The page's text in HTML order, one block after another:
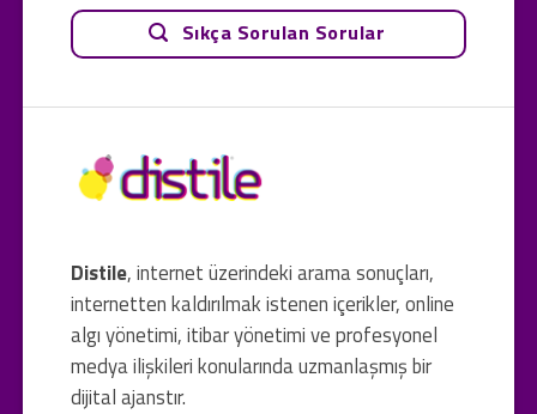
Distile, internet üzerindeki arama sonuçları,
internetten kaldırılmak istenen içerikler, online
algı yönetimi, itibar yönetimi ve profesyonel
medya ilişkileri konularında uzmanlaşmış bir
dijital ajanstır.
Sıkça Sorulan Sorular